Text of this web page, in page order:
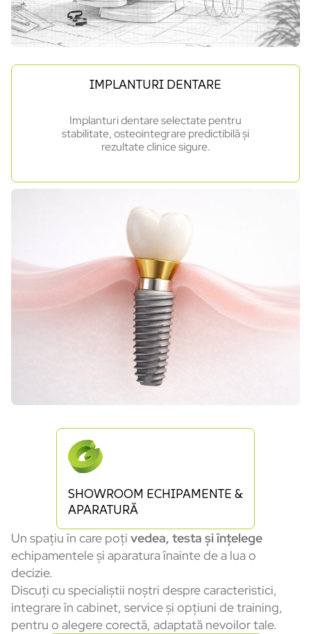
IMPLANTURI DENTARE
Implanturi dentare selectate pentru
stabilitate, osteointegrare predictibilă și
rezultate clinice sigure.
SHOWROOM ECHIPAMENTE &
APARATURĂ
Un spațiu în care poți vedea, testa și înțelege
echipamentele și aparatura înainte de a lua o
decizie.
Discuți cu specialiștii noștri despre caracteristici,
integrare în cabinet, service și opțiuni de training,
pentru o alegere corectă, adaptată nevoilor tale.